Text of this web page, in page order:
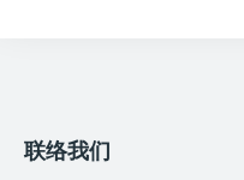
联络我们